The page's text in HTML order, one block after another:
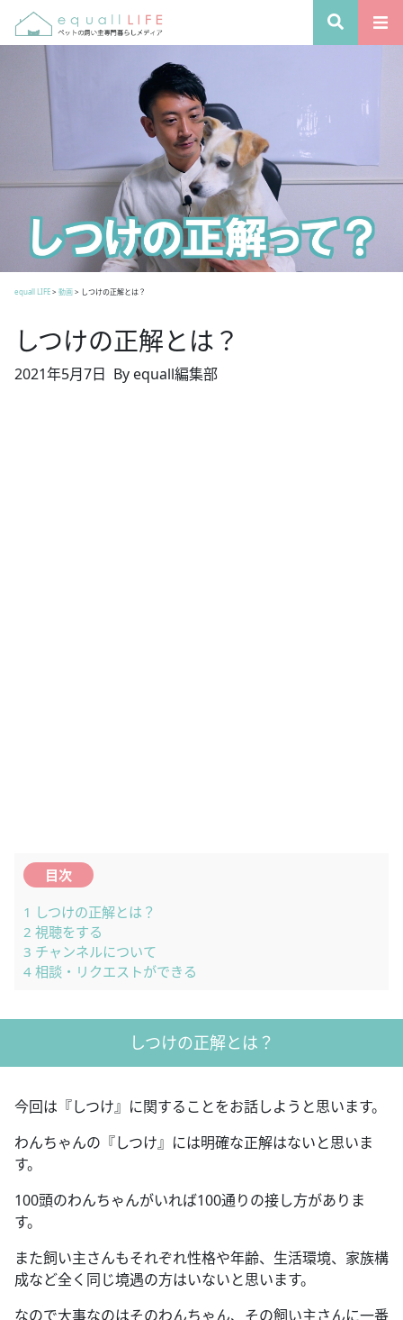
equall LIFE> 動画> しつけの正解とは？
しつけの正解とは？
2021年5月7日 By equall編集部
目次
1 しつけの正解とは？
2 視聴をする
3 チャンネルについて
4 相談・リクエストができる
しつけの正解とは？
今回は『しつけ』に関することをお話しようと思います。
わんちゃんの『しつけ』には明確な正解はないと思いま
す。
100頭のわんちゃんがいれば100通りの接し方がありま
す。
また飼い主さんもそれぞれ性格や年齢、生活環境、家族構
成など全く同じ境遇の方はいないと思います。
なので大事なのはそのわんちゃん、その飼い主さんに一番